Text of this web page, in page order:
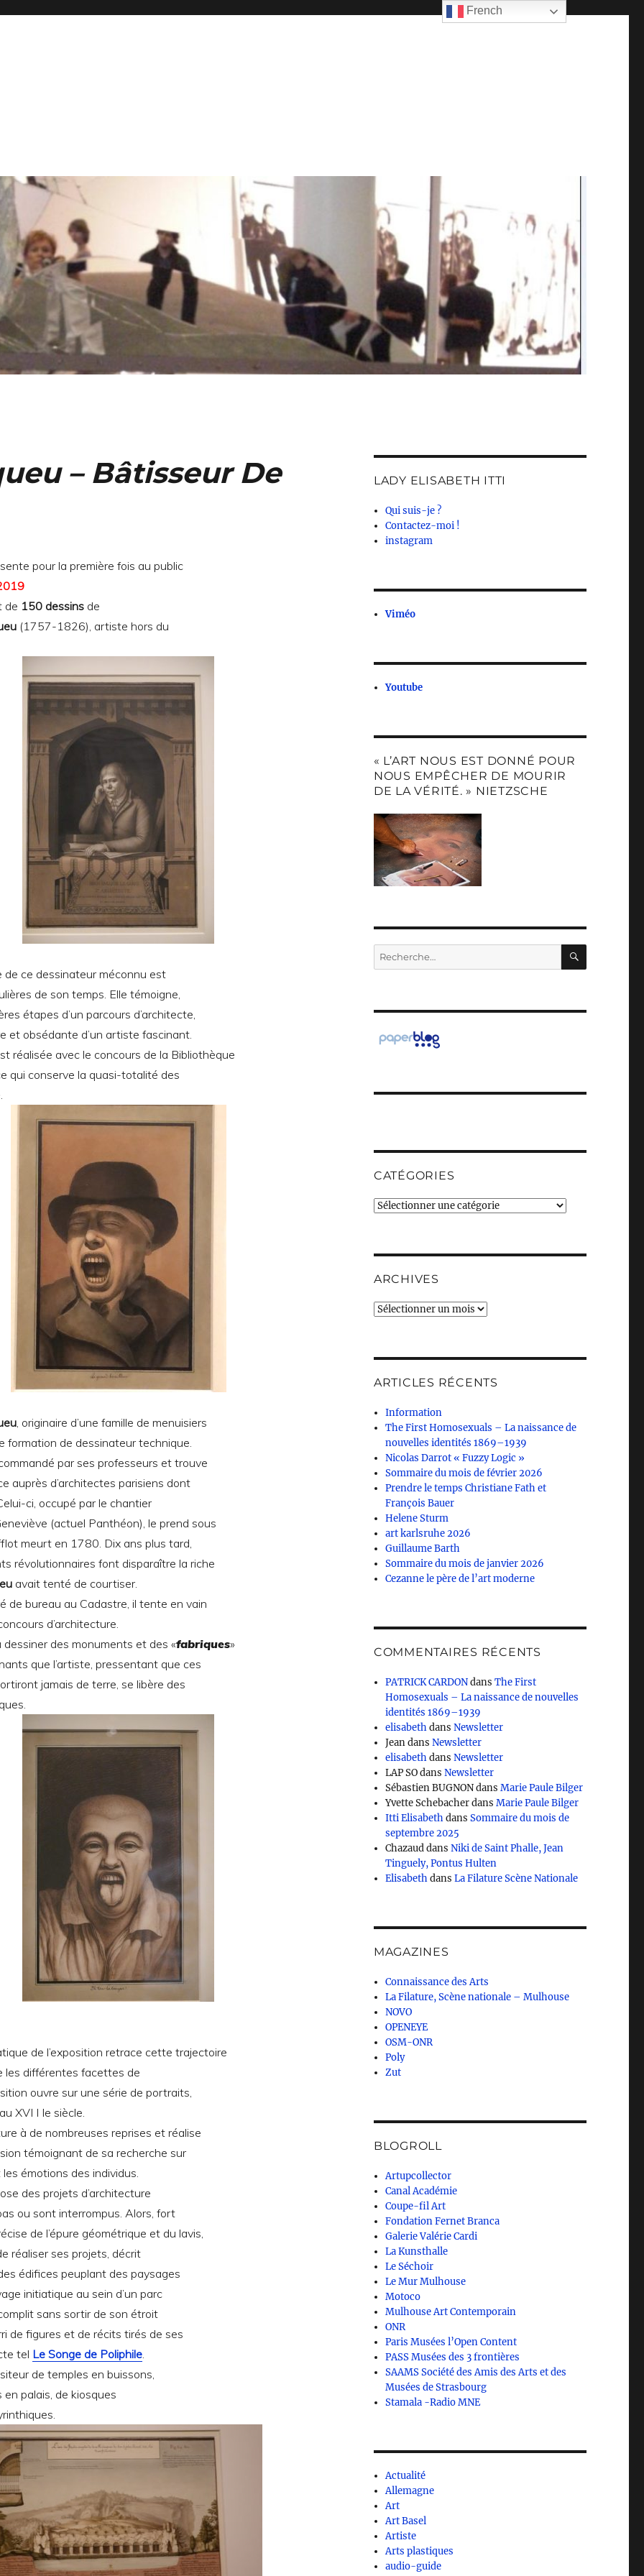
– Bâtisseur De
pour la première fois au public
de 150 dessinsde
(1757-1826), artiste hors du
de ce dessinateur méconnu est
de son temps. Elle témoigne,
étapes d’un parcours d’architecte,
et obsédante d’un artiste fascinant.
réalisée avec le concours de la Bibliothèque
qui conserve la quasi-totalité des
, originaire d’une famille de menuisiers
formation de dessinateur technique.
par ses professeurs et trouve
auprès d’architectes parisiens dont
ci, occupé par le chantier
(actuel Panthéon), le prend sous
meurt en 1780. Dix ans plus tard,
révolutionnaires font disparaître la riche
avait tenté de courtiser.
de bureau au Cadastre, il tente en vain
d’architecture.
dessiner des monuments et des «fabriques»
que l’artiste, pressentant que ces
jamais de terre, se libère des
de l’exposition retrace cette trajectoire
les différentes facettes de
ouvre sur une série de portraits,
XVI I Ie siècle.
à de nombreuses reprises et réalise
témoignant de sa recherche sur
émotions des individus.
des projets d’architecture
ou sont interrompus. Alors, fort
de l’épure géométrique et du lavis,
réaliser ses projets, décrit
édifices peuplant des paysages
initiatique au sein d’un parc
sans sortir de son étroit
de figures et de récits tirés de ses
tel Le Songe de Poliphile.
de temples en buissons,
palais, de kiosques
LADY ELISABETH ITTI
Qui suis-je ?
Contactez-moi !
instagram
Viméo
Youtube
« L’ART NOUS EST DONNÉ POUR
NOUS EMPÊCHER DE MOURIR
DE LA VÉRITÉ. » NIETZSCHE
Recherche
pour :
CATÉGORIES
Catégories
ARCHIVES
Archives
ARTICLES RÉCENTS
Information
The First Homosexuals – La naissance de
nouvelles identités 1869–1939
Nicolas Darrot « Fuzzy Logic »
Sommaire du mois de février 2026
Prendre le temps Christiane Fath et
François Bauer
Helene Sturm
art karlsruhe 2026
Guillaume Barth
Sommaire du mois de janvier 2026
Cezanne le père de l’art moderne
COMMENTAIRES RÉCENTS
PATRICK CARDONdansThe First
Homosexuals – La naissance de nouvelles
identités 1869–1939
elisabethdansNewsletter
JeandansNewsletter
elisabethdansNewsletter
LAP SOdansNewsletter
Sébastien BUGNONdansMarie Paule Bilger
Yvette SchebacherdansMarie Paule Bilger
Itti ElisabethdansSommaire du mois de
septembre 2025
ChazauddansNiki de Saint Phalle, Jean
Tinguely, Pontus Hulten
ElisabethdansLa Filature Scène Nationale
MAGAZINES
Connaissance des Arts
La Filature, Scène nationale – Mulhouse
NOVO
OPENEYE
OSM-ONR
Poly
Zut
BLOGROLL
Artupcollector
Canal Académie
Coupe-fil Art
Fondation Fernet Branca
Galerie Valérie Cardi
La Kunsthalle
Le Séchoir
Le Mur Mulhouse
Motoco
Mulhouse Art Contemporain
ONR
Paris Musées l’Open Content
PASS Musées des 3 frontières
SAAMS Société des Amis des Arts et des
Musées de Strasbourg
Stamala -Radio MNE
Actualité
Allemagne
Art
Art Basel
Artiste
Arts plastiques
audio-guide
French